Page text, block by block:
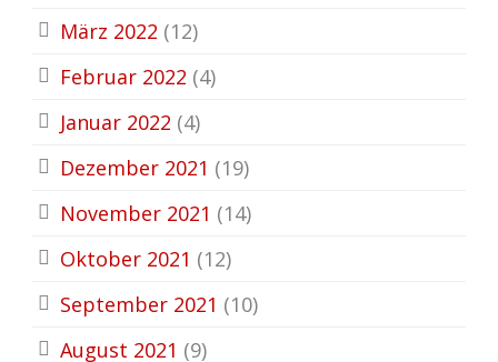
März 2022 (12)
Februar 2022 (4)
Januar 2022 (4)
Dezember 2021 (19)
November 2021 (14)
Oktober 2021 (12)
September 2021 (10)
August 2021 (9)